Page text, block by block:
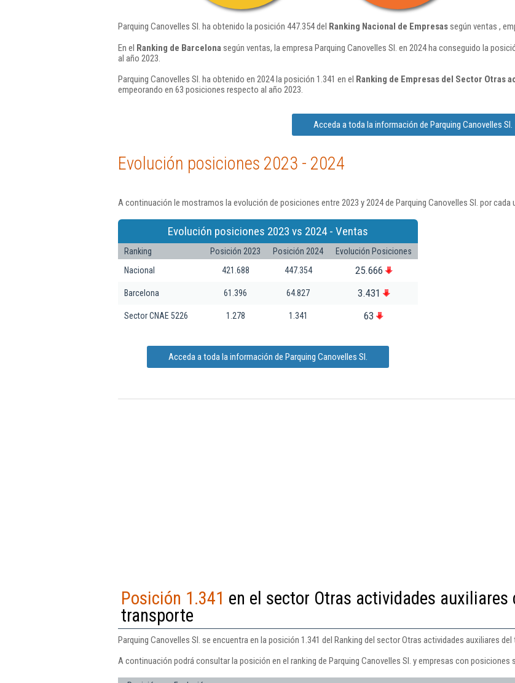
Parquing Canovelles Sl. ha obtenido la posición 447.354 del Ranking Nacional de Empresassegún ventas ,
En el Ranking de Barcelona según ventas, la empresa Parquing Canovelles Sl. en 2024 ha conseguido la
al año 2023.
Parquing Canovelles Sl. ha obtenido en 2024 la posición 1.341 en el Ranking de Empresas del Sector Otras
empeorando en 63 posiciones respecto al año 2023.
Acceda a toda la información de Parquing Canovelles Sl.
Evolución posiciones 2023 - 2024
A continuación le mostramos la evolución de posiciones entre 2023 y 2024 de Parquing Canovelles Sl. por
Evolución posiciones 2023 vs 2024 - Ventas
Ranking Posición 2023 Posición 2024
Evolución Posiciones
Nacional
421.688 447.354 25.666
Barcelona 61.396 64.827 3.431
Sector CNAE 5226 1.278 1.341 63
Acceda a toda la información de Parquing Canovelles Sl.
Posición 1.341 en el sector Otras actividades auxiliares
transporte
Parquing Canovelles Sl. se encuentra en la posición 1.341 del Ranking del sector Otras actividades auxiliares del
A continuación podrá consultar la posición en el ranking de Parquing Canovelles Sl. y empresas con posiciones